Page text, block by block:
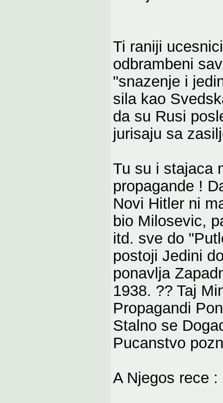
Ti raniji
odbrambeni
"snazenje i
sila kao
da su Rusi
jurisaju sa
Tu su i stajaca
propagande !
Novi Hitler ni
bio Milosevic,
itd. sve do
postoji Jedini
ponavlja
1938. ?? Taj
Propagandi
Stalno se
Pucanstvo
A Njegos rece